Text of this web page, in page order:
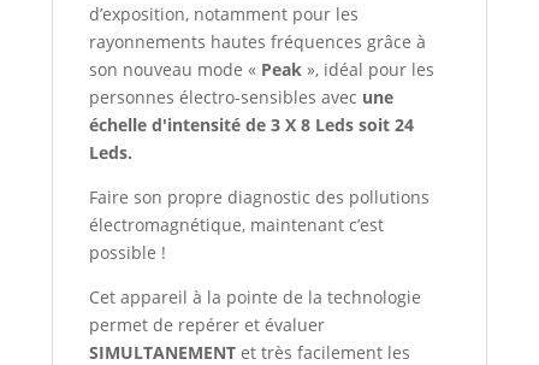
d’exposition, notamment pour les
rayonnements hautes fréquences grâce à
son nouveau mode « Peak », idéal pour les
personnes électro-sensibles avec une
échelle d'intensité de 3 X 8 Leds soit 24
Leds.
Faire son propre diagnostic des pollutions
électromagnétique, maintenant c’est
possible !
Cet appareil à la pointe de la technologie
permet de repérer et évaluer
SIMULTANEMENT et très facilement les